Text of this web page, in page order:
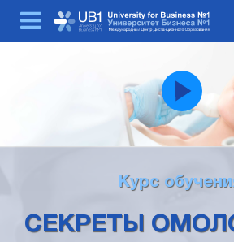
Курс
СЕКРЕТЫ